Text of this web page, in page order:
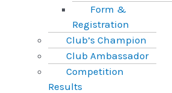
Form &
Registration
Club’s Champion
Club Ambassador
Competition
Results